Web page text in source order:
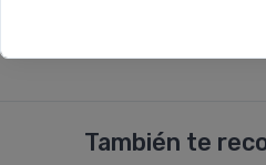
También te